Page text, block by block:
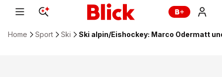
Home Sport Ski Ski alpin/Eishockey: Marco Odermatt